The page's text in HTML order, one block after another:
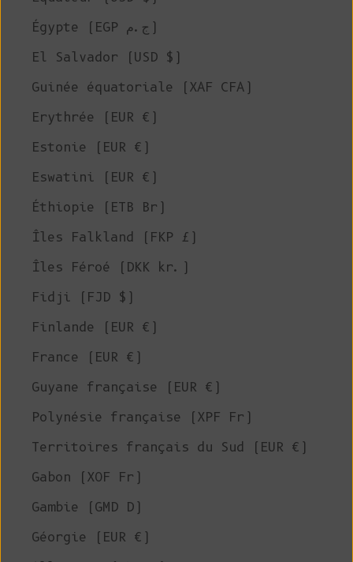
Égypte (EGP ج.م)
El Salvador (USD $)
Guinée équatoriale (XAF CFA)
Erythrée (EUR €)
Estonie (EUR €)
Eswatini (EUR €)
Éthiopie (ETB Br)
Îles Falkland (FKP £)
Îles Féroé (DKK kr.)
Fidji (FJD $)
Finlande (EUR €)
France (EUR €)
Guyane française (EUR €)
Polynésie française (XPF Fr)
Territoires français du Sud (EUR €)
Gabon (XOF Fr)
Gambie (GMD D)
Géorgie (EUR €)